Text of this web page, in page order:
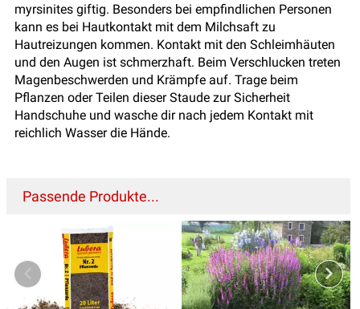
myrsinites giftig. Besonders bei empfindlichen Personen
kann es bei Hautkontakt mit dem Milchsaft zu
Hautreizungen kommen. Kontakt mit den Schleimhäuten
und den Augen ist schmerzhaft. Beim Verschlucken treten
Magenbeschwerden und Krämpfe auf. Trage beim
Pflanzen oder Teilen dieser Staude zur Sicherheit
Handschuhe und wasche dir nach jedem Kontakt mit
reichlich Wasser die Hände.
Passende Produkte...